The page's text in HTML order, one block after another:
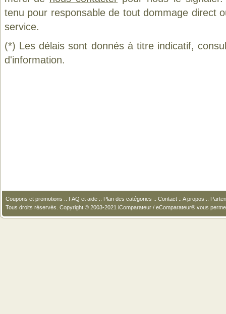
tenu pour responsable de tout dommage direct
service.
(*) Les délais sont donnés à titre indicatif,
d'information.
Coupons et promotions :: FAQ et aide :: Plan des catégories :: Contact :: A propos ::
Tous droits réservés. Copyright © 2003-2021 iComparateur / eComparateur® vous